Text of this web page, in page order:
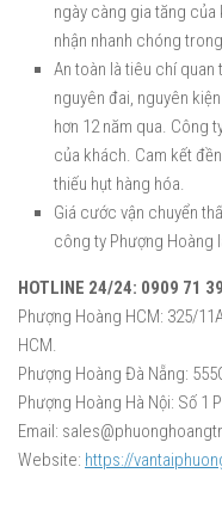
ngày càng gia tăng của
nhận nhanh chóng
An toàn là tiêu chí
nguyên đai, nguyên
hơn 12 năm qua. Công
của khách. Cam kết
thiếu hụt hàng hóa.
Giá cước vận chuyển
công ty Phượng Hoàng
HOTLINE 24/24: 0909 71
Phượng Hoàng HCM: 325/
HCM.
Phượng Hoàng Đà Nẵng:
Phượng Hoàng Hà Nội: Số 1
Email:
Website: https://